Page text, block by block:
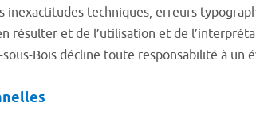
techniques, erreurs
résulter et de l’utilisation et de
sous-Bois décline toute responsabilité à